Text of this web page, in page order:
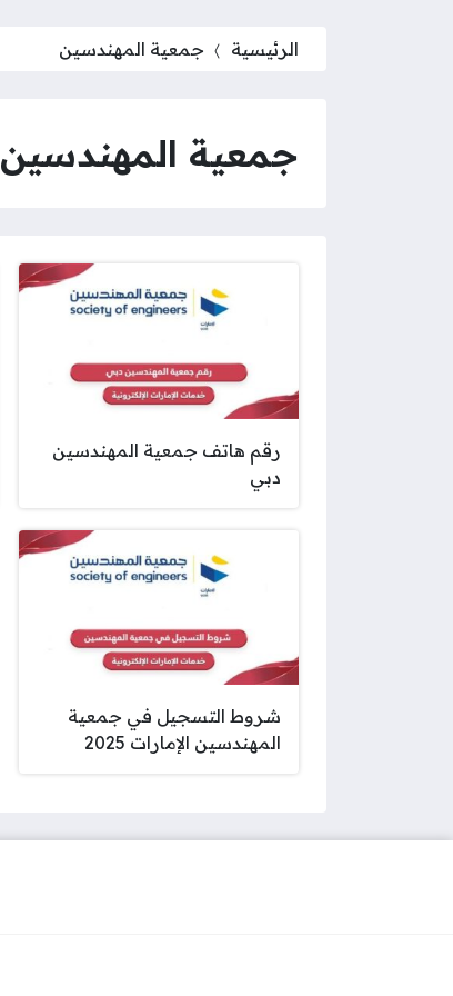
الرئيسية جمعية المهندسين
جمعية المهندسين
رقم هاتف جمعية المهندسين
دبي
شروط التسجيل في جمعية
المهندسين الإمارات 2025